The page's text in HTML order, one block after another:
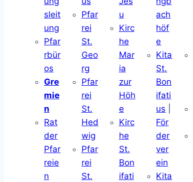
sleit
ung
Pfar
rbür
os
Gre
mie
n
Rat
der
Pfar
reie
n
Pfar
rei
St.
Geo
rg
Pfar
rei
St.
Hed
wig
Pfar
rei
St.
u
Kirc
he
Mar
ia
zur
Höh
e
Kirc
he
St.
Bon
ifati
ach
höf
e
Kita
St.
Bon
ifati
us
För
der
ver
ein
Kita